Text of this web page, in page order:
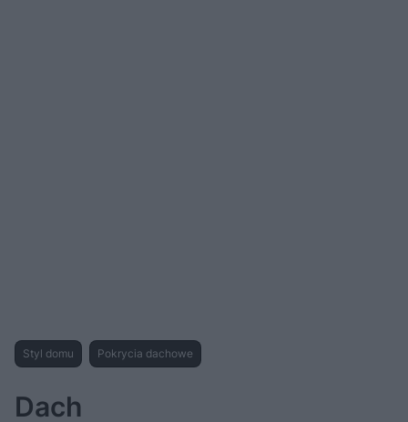
Styl domu Pokrycia dachowe
Dach